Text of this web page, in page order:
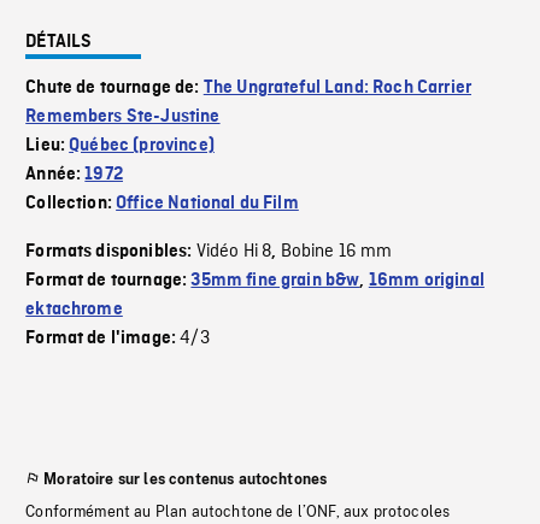
DÉTAILS
Chute de tournage de: The Ungrateful Land: Roch Carrier
Remembers Ste-Justine
Lieu:Québec (province)
Année:1972
Collection:Office National du Film
Formats disponibles: Vidéo Hi 8, Bobine 16 mm
Format de tournage:35mm fine grain b&w, 16mm original
ektachrome
Format de l'image:4/3
Moratoire sur les contenus autochtones
Conformément au Plan autochtone de l’ONF, aux protocoles